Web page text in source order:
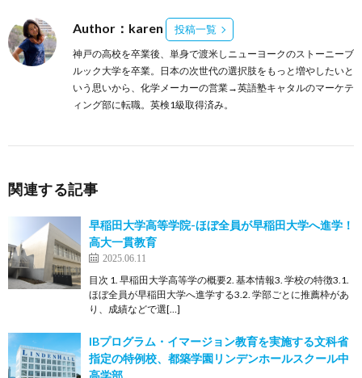
Author：karen 投稿一覧
神戸の高校を卒業後、単身で渡米しニューヨークのストーニーブ
ルック大学を卒業。日本の次世代の選択肢をもっと増やしたいと
いう思いから、化学メーカーの営業→英語塾キャタルのマーケテ
ィング部に転職。英検1級取得済み。
関連する記事
早稲田大学高等学院-ほぼ全員が早稲田大学へ進学！
高大一貫教育
2025.06.11
目次 1. 早稲田大学高等学の概要2. 基本情報3. 学校の特徴3.1.
ほぼ全員が早稲田大学へ進学する3.2. 学部ごとに推薦枠があ
り、成績などで選[…]
IBプログラム・イマージョン教育を実施する文科省
指定の特例校、都築学園リンデンホールスクール中